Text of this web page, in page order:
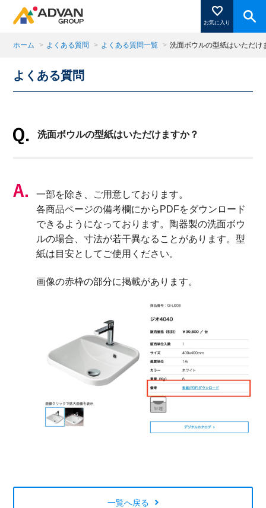
お気に入り
商品ページにある「お気に入り登録」を押すと登録した
商品がここに表示されます。
ホーム > よくある質問 > よくある質問一覧 > 洗面ボウルの型紙はいただけ
よくある質問
洗面ボウルの型紙はいただけますか？
一部を除き、ご用意しております。
各商品ページの備考欄にからPDFをダウンロード
できるようになっております。陶器製の洗面ボウ
ルの場合、寸法が若干異なることがあります。型
紙は目安としてご使用ください。
画像の赤枠の部分に掲載があります。
一覧へ戻る